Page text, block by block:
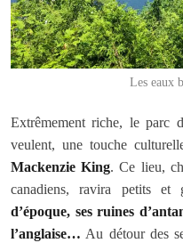
Les eaux
Extrêmement riche, le parc
veulent, une touche
Mackenzie King. Ce lieu,
canadiens, ravira petits et
d’époque, ses ruines
l’anglaise… Au détour des